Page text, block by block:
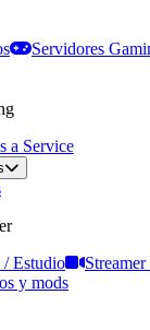
Servidores
a Service
/ Estudio
y mods